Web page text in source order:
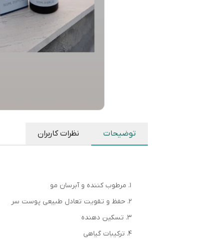
توضیحات نظرات کاربران
2. حفظ و تقویت تعادل طبیعی پوست سر
3. تسکین دهنده
4. ترکیبات گیاهی